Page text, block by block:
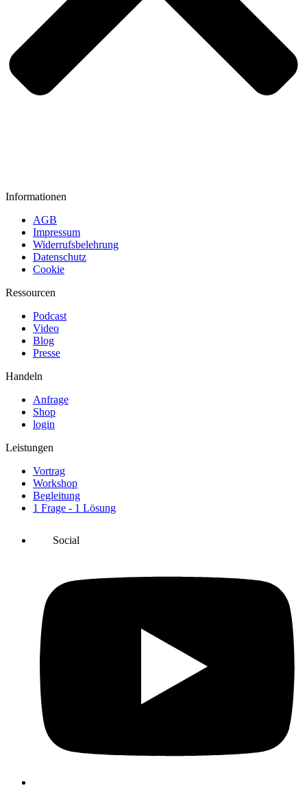
Informationen
AGB
Impressum
Widerrufsbelehrung
Datenschutz
Cookie
Ressourcen
Podcast
Video
Blog
Presse
Handeln
Anfrage
Shop
login
Leistungen
Vortrag
Workshop
Begleitung
1 Frage - 1 Lösung
Social